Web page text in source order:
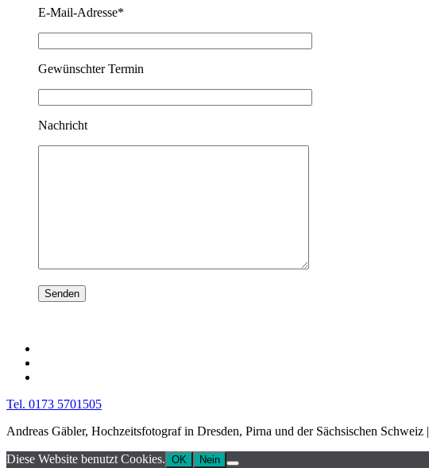
E-Mail-Adresse*
Gewünschter Termin
Nachricht
Tel. 0173 5701505
Andreas Gäbler, Hochzeitsfotograf in Dresden, Pirna und der Sächsischen Schweiz |
Diese Website benutzt Cookies. OK Nein